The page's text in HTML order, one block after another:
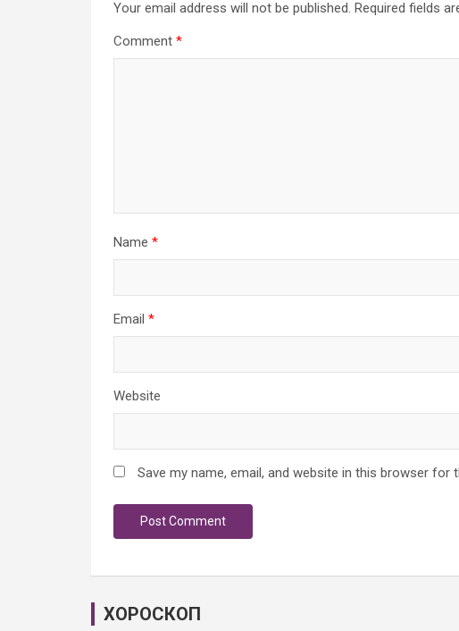
Your email address will not be published. Required fields
Comment *
Name *
Email *
Website
Save my name, email, and website in this browser for
ХОРОСКОП